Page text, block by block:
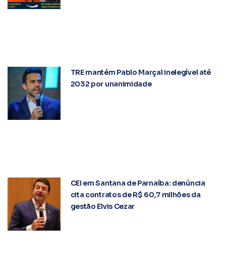
TRE mantém Pablo Marçal inelegível até
2032 por unanimidade
CEI em Santana de Parnaíba: denúncia
cita contratos de R$ 60,7 milhões da
gestão Elvis Cezar